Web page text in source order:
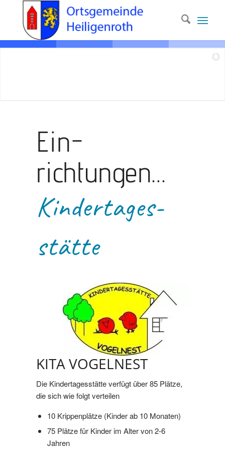
Ein­
richtungen…
Kinder­tages­
stätte
KITA VOGELNEST
Die Kindertagesstätte verfügt über 85 Plätze,
die sich wie folgt verteilen
10 Krippenplätze (Kinder ab 10 Monaten)
75 Plätze für Kinder im Alter von 2-6
Jahren